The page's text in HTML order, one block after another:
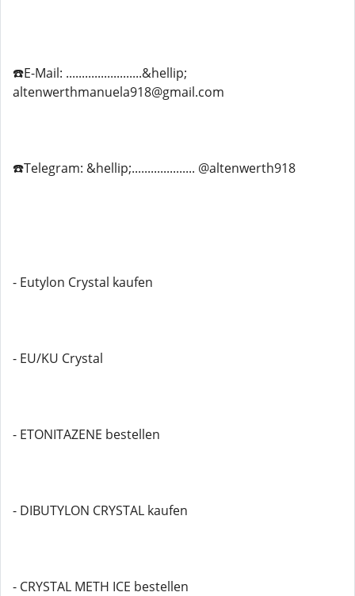
☎️E-Mail: ........................&hellip;
altenwerthmanuela918@gmail.com
☎️Telegram: &hellip;.................... @altenwerth918
- Eutylon Crystal kaufen
- EU/KU Crystal
- ETONITAZENE bestellen
- DIBUTYLON CRYSTAL kaufen
- CRYSTAL METH ICE bestellen